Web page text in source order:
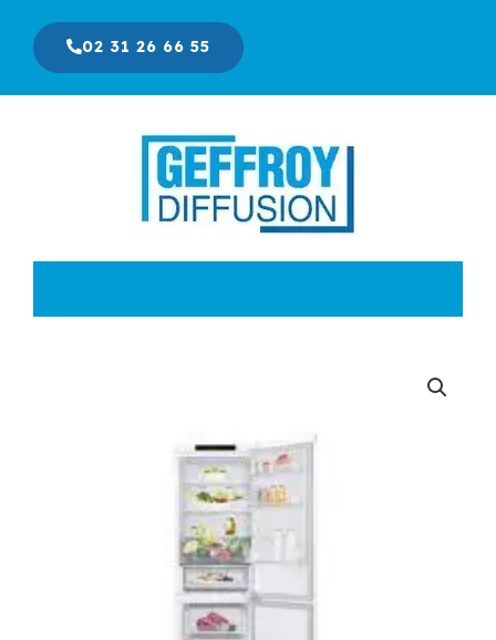
contenu
02 31 26 66 55
799,00 €.
actuel
est :
659,00 €.